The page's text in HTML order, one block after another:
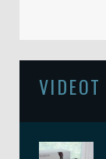
VIDEOT